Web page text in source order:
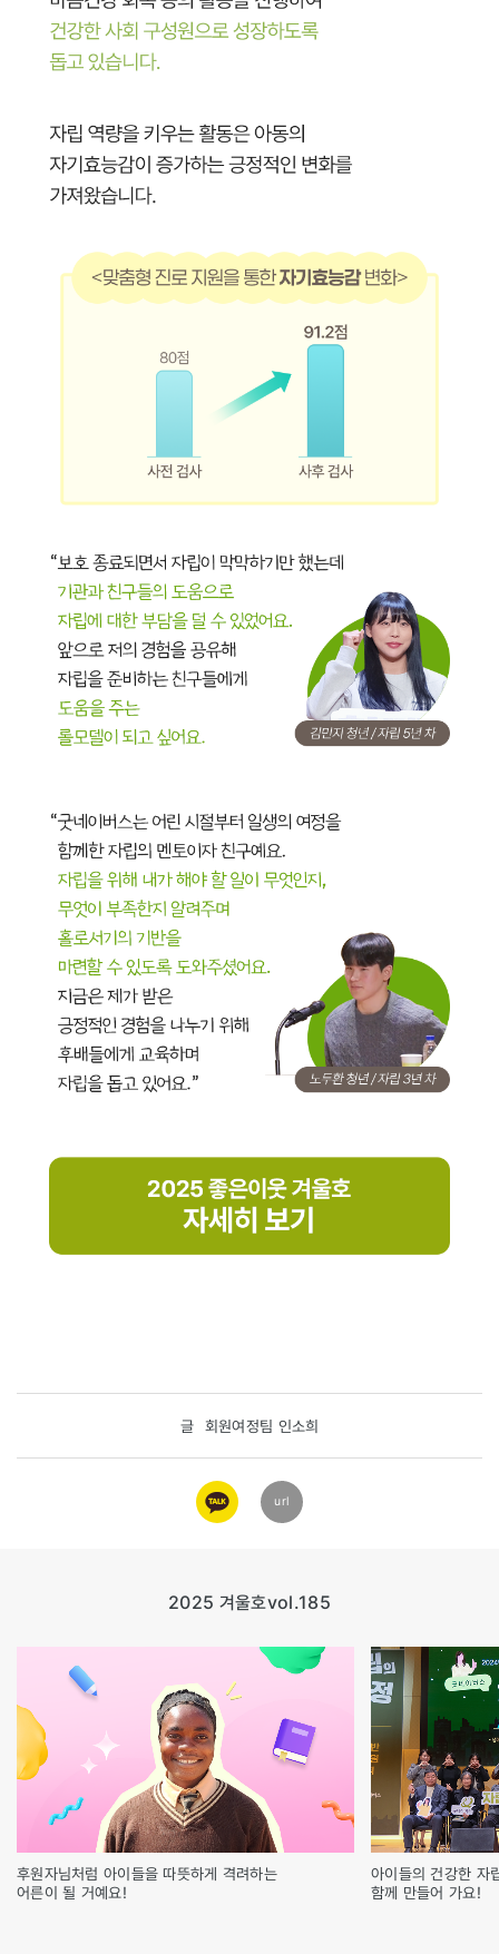
글 회원여정팀 인소희
카카오
링크
url
2025 겨울호vol.185
후원자님처럼 아이들을 따뜻하게 격려하는
어른이 될 거예요!
아이들의 건강한 자
함께 만들어 가요!